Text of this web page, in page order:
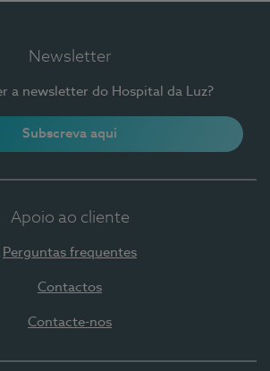
Newsletter
a newsletter do Hospital da Luz?
Subscreva aqui
Apoio ao cliente
Perguntas frequentes
Contactos
Contacte-nos